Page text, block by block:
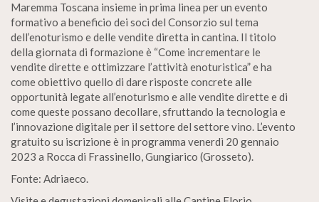
Maremma Toscana insieme in prima linea per un evento
formativo a beneficio dei soci del Consorzio sul tema
dell’enoturismo e delle vendite diretta in cantina. Il titolo
della giornata di formazione è “Come incrementare le
vendite dirette e ottimizzare l’attività enoturistica” e ha
come obiettivo quello di dare risposte concrete alle
opportunità legate all’enoturismo e alle vendite dirette e di
come queste possano decollare, sfruttando la tecnologia e
l’innovazione digitale per il settore del settore vino. L’evento
gratuito su iscrizione è in programma venerdì 20 gennaio
2023 a Rocca di Frassinello, Gungiarico (Grosseto).
Fonte: Adriaeco.